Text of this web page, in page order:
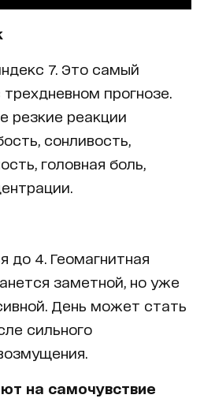
7. Это самый
прогнозе.
резкие реакции
сонливость,
головная боль,
до 4. Геомагнитная
заметной, но уже
День может стать
сильного
на самочувствие